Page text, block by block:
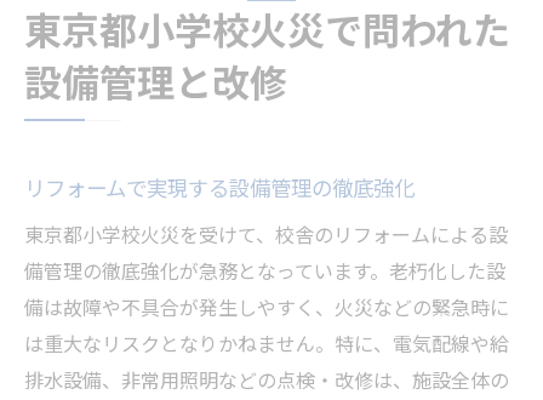
東京都小学校火災で問われた
設備管理と改修
リフォームで実現する設備管理の徹底強化
東京都小学校火災を受けて、校舎のリフォームによる設
備管理の徹底強化が急務となっています。老朽化した設
備は故障や不具合が発生しやすく、火災などの緊急時に
は重大なリスクとなりかねません。特に、電気配線や給
排水設備、非常用照明などの点検・改修は、施設全体の